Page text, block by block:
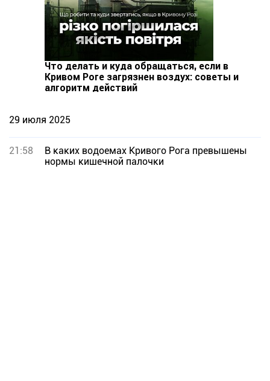
Что делать и куда обращаться, если в
Кривом Роге загрязнен воздух: советы и
алгоритм действий
29 июля 2025
21:58
В каких водоемах Кривого Рога превышены
нормы кишечной палочки